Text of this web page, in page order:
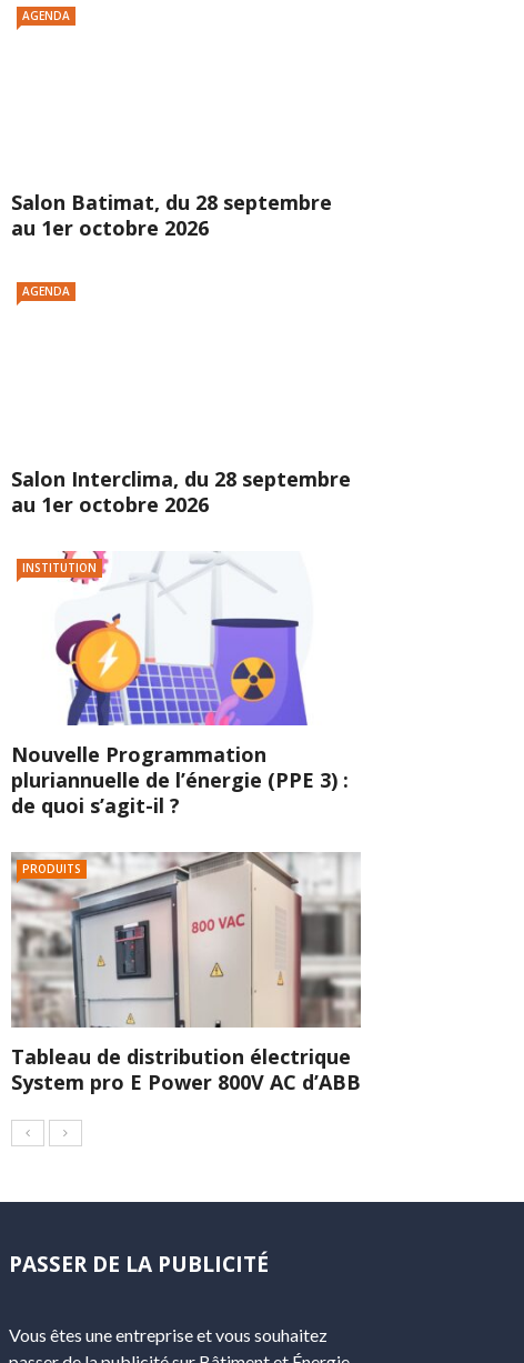
AGENDA
Salon Batimat, du 28 septembre
au 1er octobre 2026
AGENDA
Salon Interclima, du 28 septembre
au 1er octobre 2026
INSTITUTION
Nouvelle Programmation
pluriannuelle de l’énergie (PPE 3) :
de quoi s’agit-il ?
PRODUITS
Tableau de distribution électrique
System pro E Power 800V AC d’ABB
PASSER DE LA PUBLICITÉ
Vous êtes une entreprise et vous souhaitez